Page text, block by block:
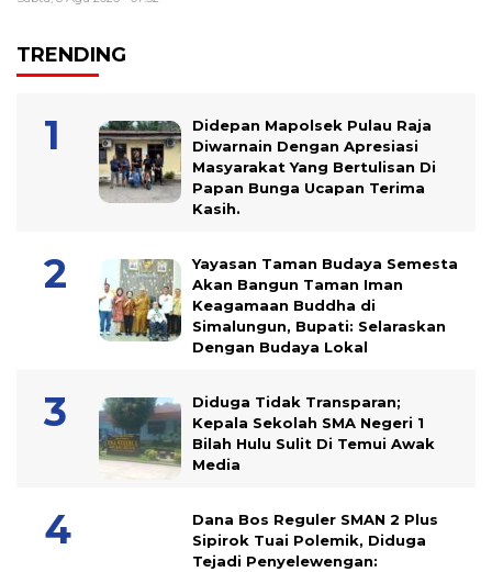
TRENDING
Didepan Mapolsek Pulau Raja
Diwarnain Dengan Apresiasi
Masyarakat Yang Bertulisan Di
Papan Bunga Ucapan Terima
Kasih.
Yayasan Taman Budaya Semesta
Akan Bangun Taman Iman
Keagamaan Buddha di
Simalungun, Bupati: Selaraskan
Dengan Budaya Lokal
Diduga Tidak Transparan;
Kepala Sekolah SMA Negeri 1
Bilah Hulu Sulit Di Temui Awak
Media
Dana Bos Reguler SMAN 2 Plus
Sipirok Tuai Polemik, Diduga
Tejadi Penyelewengan: